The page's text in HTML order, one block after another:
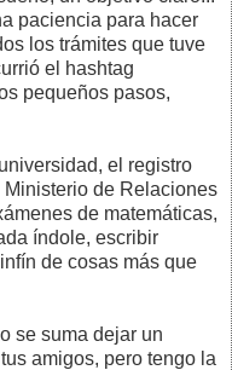
paciencia para hacer
los trámites que tuve
el hashtag
pequeños pasos,
el registro
de Relaciones
de matemáticas,
índole, escribir
de cosas más que
se suma dejar un
amigos, pero tengo la